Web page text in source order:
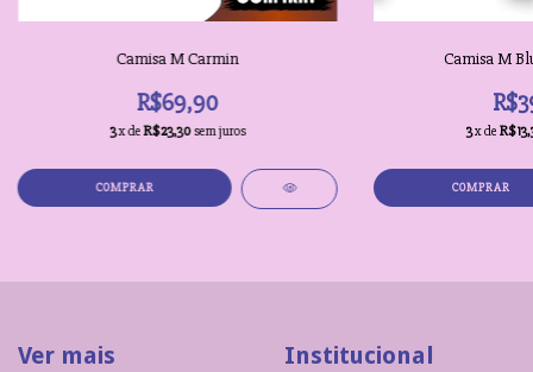
Camisa M Carmin
R$69,90
3x deR$23,30sem juros
Camisa M
3x de
Ver mais Institucional